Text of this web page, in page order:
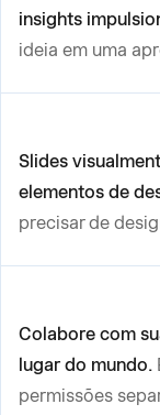
insights
ideia em uma
Slides
elementos de
precisar de
Colabore com
lugar do mundo.
permissões